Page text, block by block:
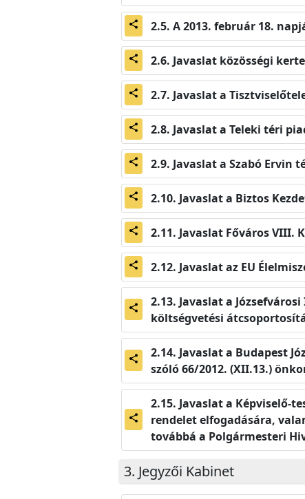
share A 2013. február 18.
share Javaslat közösségi
share Javaslat a
share Javaslat a Teleki téri
share Javaslat a Szabó Ervin
share Javaslat a Biztos
share Javaslat Főváros VIII.
share Javaslat az EU
share
Javaslat a
költségvetési
share
Javaslat a Budapest
szóló 66/2012. (XII.13.)
share
Javaslat a Képviselő-
rendelet elfogadására,
továbbá a Polgármesteri
Jegyzői Kabinet